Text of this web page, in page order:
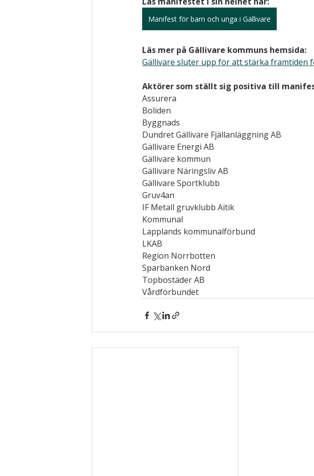
Manifest för barn och unga i Gällivare
Läs mer på Gällivare kommuns hemsida:
Gällivare sluter upp för att stärka framtiden
Aktörer som ställt sig positiva till
Assurera
Boliden
Byggnads
Dundret Gällivare Fjällanläggning AB
Gällivare Energi AB
Gällivare kommun
Gällivare Näringsliv AB
Gällivare Sportklubb
Gruv4an
IF Metall gruvklubb Aitik
Kommunal
Lapplands kommunalförbund
LKAB
Region Norrbotten
Sparbanken Nord
Topbostäder AB
Vårdförbundet